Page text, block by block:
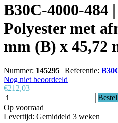
B30C-4000-484
Polyester met
mm (B) x 45,72
Nummer: 145295 | Referentie:
Nog niet beoordeeld
€212,03
Op voorraad
Levertijd: Gemiddeld 3 weken